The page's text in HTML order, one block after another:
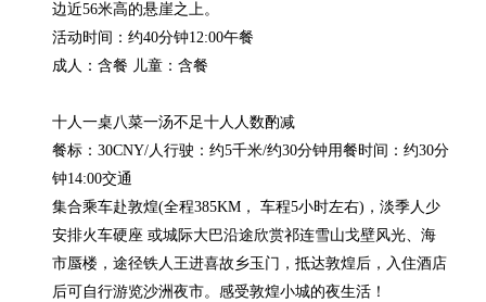
边近56米高的悬崖之上。
活动时间：约40分钟12:00午餐
成人：含餐 儿童：含餐
十人一桌八菜一汤不足十人人数酌减
餐标：30CNY/人行驶：约5千米/约30分钟用餐时间：约30分
钟14:00交通
集合乘车赴敦煌(全程385KM， 车程5小时左右)，淡季人少
安排火车硬座 或城际大巴沿途欣赏祁连雪山戈壁风光、海
市蜃楼，途径铁人王进喜故乡玉门，抵达敦煌后，入住酒店
后可自行游览沙洲夜市。感受敦煌小城的夜生活！